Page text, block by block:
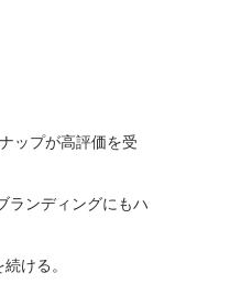
ップが高評価を受
ランディングにもハ
ける。